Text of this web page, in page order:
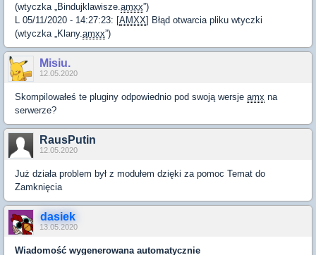
(wtyczka „Bindujklawisze.amxx”)
L 05/11/2020 - 14:27:23: [AMXX] Błąd otwarcia pliku wtyczki
(wtyczka „Klany.amxx”)
Misiu.
12.05.2020
Skompilowałeś te pluginy odpowiednio pod swoją wersje amx na
serwerze?
RausPutin
12.05.2020
Już działa problem był z modułem dzięki za pomoc Temat do
Zamknięcia
dasiek
13.05.2020
Wiadomość wygenerowana automatycznie